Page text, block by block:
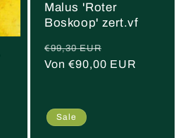
Malus 'Roter
Boskoop' zert.vf
Normaler
Preis
€99,30 EUR
Von €90,00 EUR
Sale